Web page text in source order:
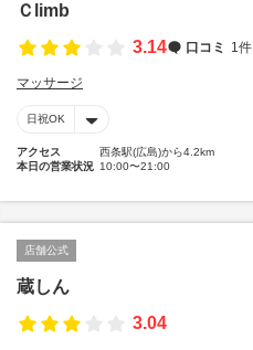
Ｃlimb
3.14
口コミ 1件
マッサージ
日祝OK
アクセス
西条駅(広島)から4.2km
本日の営業状況 10:00〜21:00
店舗公式
蔵しん
3.04